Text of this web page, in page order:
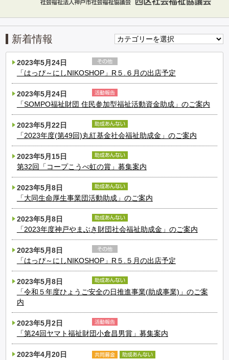
新着情報
2023年5月24日
「はっぴ～にしNIKOSHOP」R５.６月の出店予定
2023年5月24日
「SOMPO福祉財団 住民参加型福祉活動資金助成」のご案内
2023年5月22日
「2023年度(第49回)丸紅基金社会福祉助成金」のご案内
2023年5月15日
第32回「コープこうべ虹の賞」募集案内
2023年5月8日
「大同生命厚生事業団活動助成」のご案内
2023年5月8日
「2023年度神戸やまぶき財団社会福祉助成金」のご案内
2023年5月8日
「はっぴ～にしNIKOSHOP」R５.５月の出店予定
2023年5月8日
「令和５年度ひょうご安全の日推進事業(助成事業)」のご案
内
2023年5月2日
「第24回ヤマト福祉財団小倉昌男賞」募集案内
2023年4月20日